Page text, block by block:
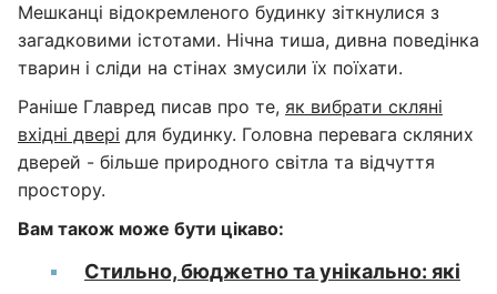
Мешканці відокремленого будинку зіткнулися з
загадковими істотами. Нічна тиша, дивна поведінка
тварин і сліди на стінах змусили їх поїхати.
Раніше Главред писав про те, як вибрати скляні
вхідні двері для будинку. Головна перевага скляних
дверей - більше природного світла та відчуття
простору.
Вам також може бути цікаво:
Стильно, бюджетно та унікально: які